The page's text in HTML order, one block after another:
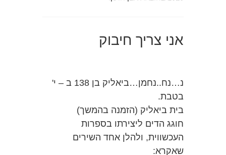
אני צריך חיבוק
נ…נח..נחמן…ביאליק בן 138 ב – י'
בטבת.
בית ביאליק (הזמנה בהמשך)
חוגג הדים ליצירתו בספרות
העכשווית, ולהלן אחד השירים
שאקרא: